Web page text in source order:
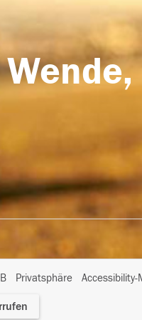
Privatsphäre
I